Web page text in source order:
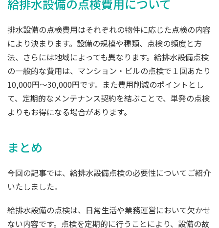
給排水設備の点検費用について
排水設備の点検費用はそれぞれの物件に応じた点検の内容
により決まります。設備の規模や種類、点検の頻度と方
法、さらには地域によっても異なります。給排水設備点検
の一般的な費用は、マンション・ビルの点検で１回あたり
10,000円～30,000円です。また費用削減のポイントとし
て、定期的なメンテナンス契約を結ぶことで、単発の点検
よりもお得になる場合があります。
まとめ
今回の記事では、給排水設備点検の必要性についてご紹介
いたしました。
給排水設備の点検は、日常生活や業務運営において欠かせ
ない内容です。点検を定期的に行うことにより、設備の故